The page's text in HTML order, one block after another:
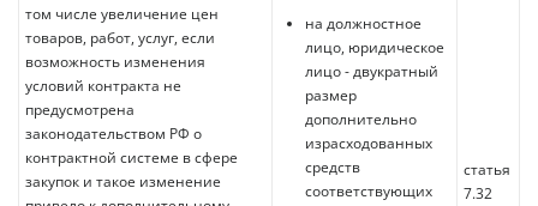
том числе увеличение цен
товаров, работ, услуг, если
возможность изменения
условий контракта не
предусмотрена
законодательством РФ о
контрактной системе в сфере
закупок и такое изменение
на должностное
лицо, юридическое
лицо - двукратный
размер
дополнительно
израсходованных
средств
соответствующих
статья
7.32